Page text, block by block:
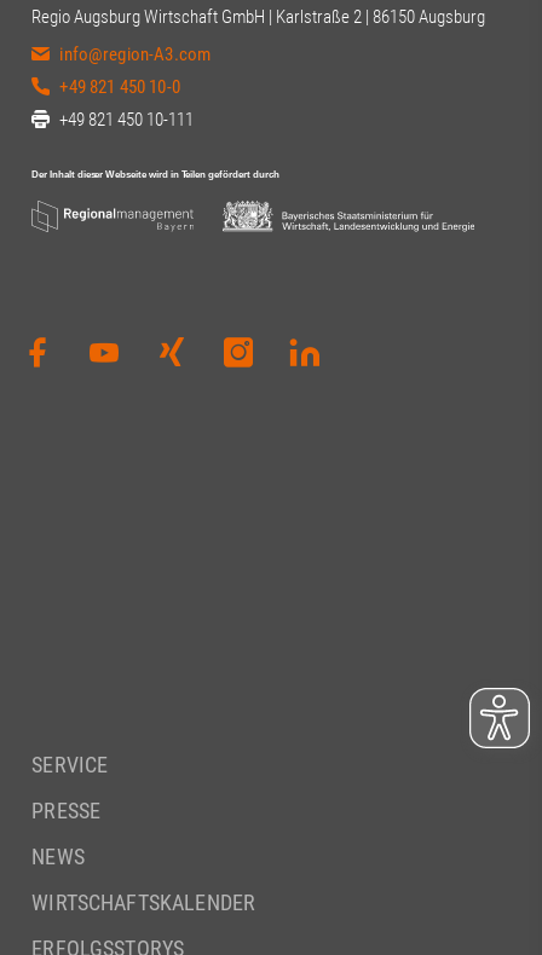
Regio Augsburg Wirtschaft GmbH | Karlstraße 2 | 86150 Augsburg
info@region-A3.com
+49 821 450 10-0
+49 821 450 10-111
SERVICE
PRESSE
NEWS
WIRTSCHAFTSKALENDER
ERFOLGSSTORYS